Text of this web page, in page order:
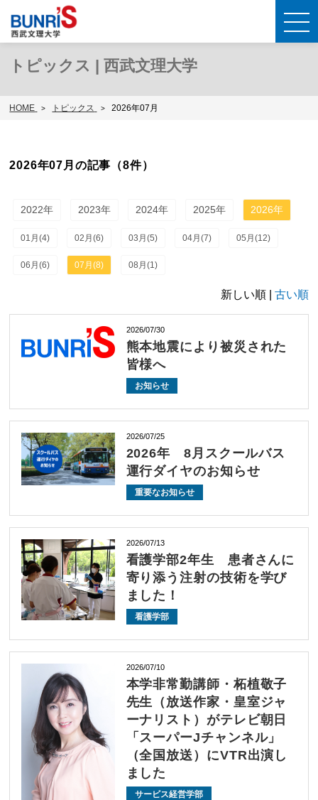
HOME トピックス 2026年07月
トピックス | 西武文理大学
2026年07月の記事（8件）
2022年 2023年 2024年 2025年 2026年
01月(4) 02月(6) 03月(5) 04月(7) 05月(12)
06月(6) 07月(8) 08月(1)
新しい順 | 古い順
2026/07/30
熊本地震により被災された
皆様へ
お知らせ
2026/07/25
2026年 8月スクールバス
運行ダイヤのお知らせ
重要なお知らせ
2026/07/13
看護学部2年生 患者さんに
寄り添う注射の技術を学び
ました！
看護学部
2026/07/10
本学非常勤講師・柘植敬子
先生（放送作家・皇室ジャ
ーナリスト）がテレビ朝日
「スーパーJチャンネル」
（全国放送）にVTR出演し
ました
サービス経営学部